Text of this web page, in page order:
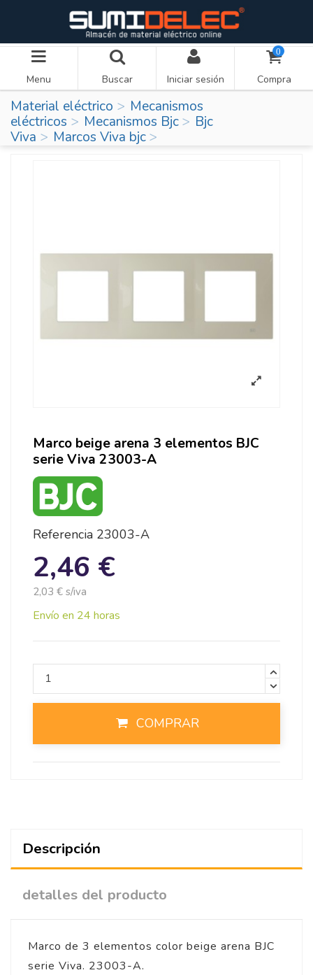
Menu Buscar Iniciar sesión
0
Compra
Material eléctrico
Mecanismos
eléctricos
Mecanismos Bjc
Bjc
Viva
Marcos Viva bjc
Marco beige arena 3 elementos BJC
serie Viva 23003-A
Referencia 23003-A
2,46 €
2,03 € s/iva
Envío en 24 horas
COMPRAR
Descripción
detalles del producto
Marco de 3 elementos color beige arena BJC
serie Viva. 23003-A.